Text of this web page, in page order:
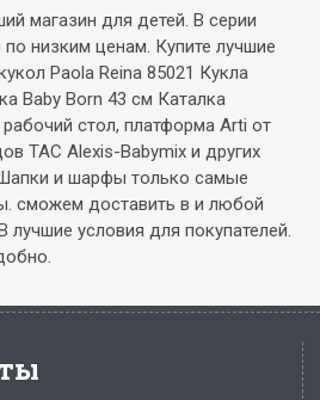
магазин для детей. В серии
низким ценам. Купите лучшие
Paola Reina 85021 Кукла
Baby Born 43 см Каталка
стол, платформа Arti от
TAC Alexis-Babymix и других
и шарфы только самые
сможем доставить в и любой
лучшие условия для покупателей.